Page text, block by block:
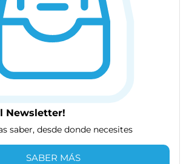
Newsletter!
saber, desde donde necesites
SABER MÁS